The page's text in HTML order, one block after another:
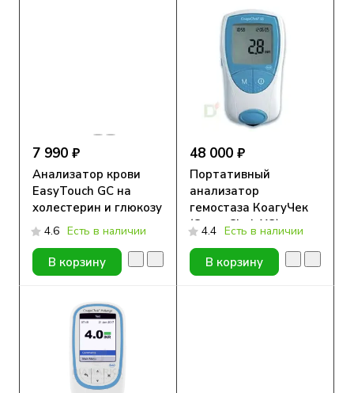
7 990 ₽
Анализатор крови
EasyTouch GC на
холестерин и глюкозу
4.6 Есть в наличии
В корзину
48 000 ₽
Портативный
анализатор
гемостаза КоагуЧек
(CoaguChek XS)
4.4 Есть в наличии
В корзину